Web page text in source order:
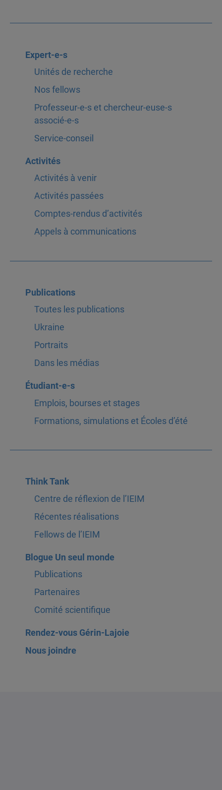
Expert-e-s
Unités de recherche
Nos fellows
Professeur-e-s et chercheur-euse-s
associé-e-s
Service-conseil
Activités
Activités à venir
Activités passées
Comptes-rendus d’activités
Appels à communications
Publications
Toutes les publications
Ukraine
Portraits
Dans les médias
Étudiant-e-s
Emplois, bourses et stages
Formations, simulations et Écoles d’été
Think Tank
Centre de réflexion de l’IEIM
Récentes réalisations
Fellows de l’IEIM
Blogue Un seul monde
Publications
Partenaires
Comité scientifique
Rendez-vous Gérin-Lajoie
Nous joindre